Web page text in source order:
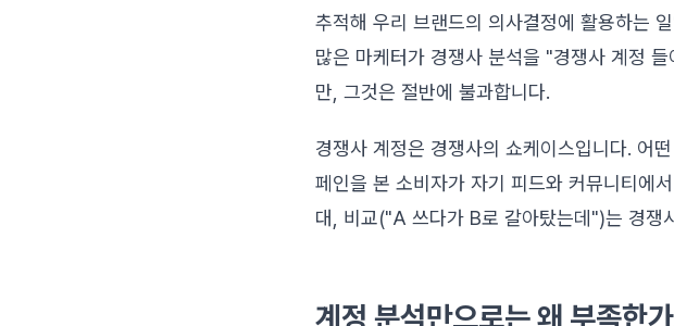
추적해 우리 브랜드의 의사결정에 활용하는
많은 마케터가 경쟁사 분석을 "경쟁사 계정
만, 그것은 절반에 불과합니다.
경쟁사 계정은 경쟁사의 쇼케이스입니다. 어
페인을 본 소비자가 자기 피드와 커뮤니티에
대, 비교("A 쓰다가 B로 갈아탔는데")는 경쟁
계정 분석만으로는 왜 부족한